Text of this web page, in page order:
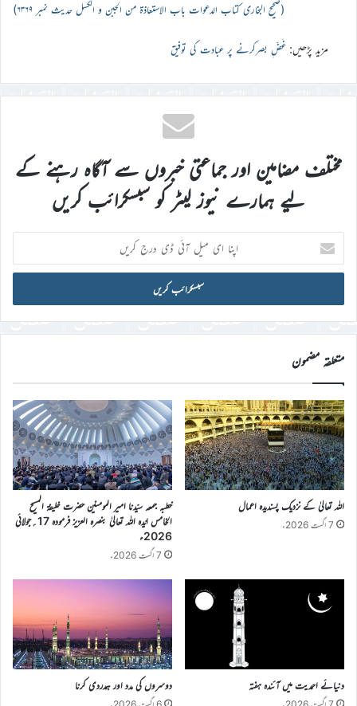
(صحیح البخاری كتاب الدعوات باب الاستعاذۃ من الجبن و الکسل حدیث نمبر ۶۳۶۹)
مزید پڑھیں: غَضِّ بصرکرنے پر عبادت کی توفیق
مختلف مضامین اور جماعتی خبروں سے آگاہ رہنے کے
لیے ہمارے نیوز لیٹر کو سبسکرائب کریں
اپنا
ای
میل
ڈی
درج
کریں
متعلقہ مضمون
اللہ تعالیٰ کے نزدیک پسندیدہ اعمال
7 اگست 2026ء
خطبہ جمعہ سیّدنا امیر المومنین حضرت خلیفۃ المسیح
الخامس ایّدہ اللہ تعالیٰ بنصرہ العزیز فرمودہ 17؍جولائی
2026ء
7 اگست 2026ء
دنیائے احمدیت میں آئندہ ہفتہ دوسروں کی مدد اور ہمدردی کرنا